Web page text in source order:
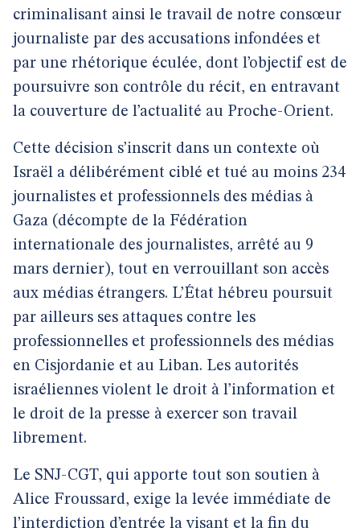
criminalisant ainsi le travail de notre consœur
journaliste par des accusations infondées et
par une rhétorique éculée, dont l’objectif est de
poursuivre son contrôle du récit, en entravant
la couverture de l’actualité au Proche-Orient.
Cette décision s’inscrit dans un contexte où
Israël a délibérément ciblé et tué au moins 234
journalistes et professionnels des médias à
Gaza (décompte de la Fédération
internationale des journalistes, arrêté au 9
mars dernier), tout en verrouillant son accès
aux médias étrangers. L’État hébreu poursuit
par ailleurs ses attaques contre les
professionnelles et professionnels des médias
en Cisjordanie et au Liban. Les autorités
israéliennes violent le droit à l’information et
le droit de la presse à exercer son travail
librement.
Le SNJ-CGT, qui apporte tout son soutien à
Alice Froussard, exige la levée immédiate de
l’interdiction d’entrée la visant et la fin du